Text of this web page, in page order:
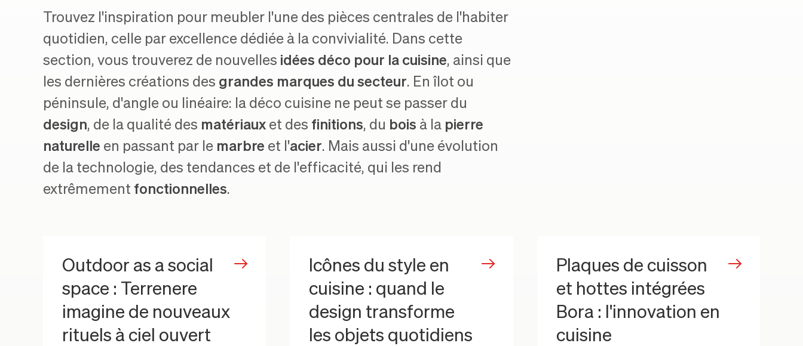
Trouvez l'inspiration pour meubler l'une des pièces centrales de l'habiter
quotidien, celle par excellence dédiée à la convivialité. Dans cette
section, vous trouverez de nouvelles idées déco pour la cuisine, ainsi que
les dernières créations des grandes marques du secteur. En îlot ou
péninsule, d'angle ou linéaire: la déco cuisine ne peut se passer du
design, de la qualité des matériauxet des finitions, du bois à la pierre
naturelle en passant par le marbre et l'acier. Mais aussi d'une évolution
de la technologie, des tendances et de l'efficacité, qui les rend
extrêmement fonctionnelles.
Outdoor as a social
space : Terrenere
imagine de nouveaux
rituels à ciel ouvert
Icônes du style en
cuisine : quand le
design transforme
les objets quotidiens
Plaques de cuisson
et hottes intégrées
Bora : l'innovation en
cuisine